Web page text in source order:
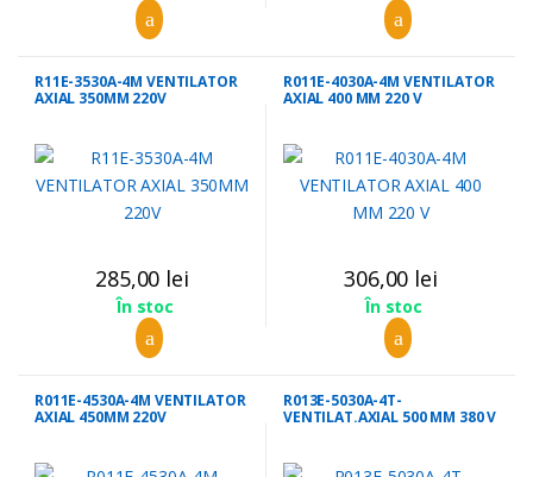
R11E-3530A-4M VENTILATOR
AXIAL 350MM 220V
285,00 lei
În stoc
R011E-4030A-4M VENTILATOR
AXIAL 400 MM 220 V
306,00 lei
În stoc
R011E-4530A-4M VENTILATOR
AXIAL 450MM 220V
R013E-5030A-4T-
VENTILAT.AXIAL 500 MM 380 V